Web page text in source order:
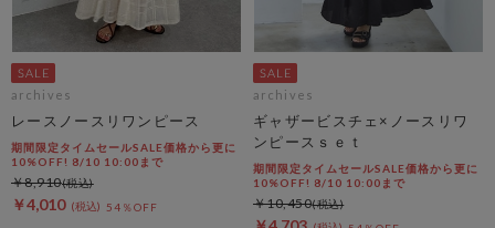
archives
レースノースリワンピース
期間限定タイムセールSALE価格から更に
10%OFF! 8/10 10:00まで
￥4,010 54％OFF
￥8,910
archives
ギャザービスチェ×ノースリワ
ンピースｓｅｔ
期間限定タイムセールSALE価格から更に
10%OFF! 8/10 10:00まで
￥10,450